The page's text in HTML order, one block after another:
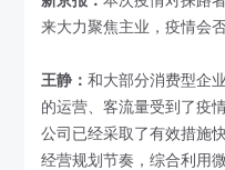
来大力聚焦主业，疫情会
王静：和大部分消费型企
的运营、客流量受到了疫
公司已经采取了有效措施
经营规划节奏，综合利用